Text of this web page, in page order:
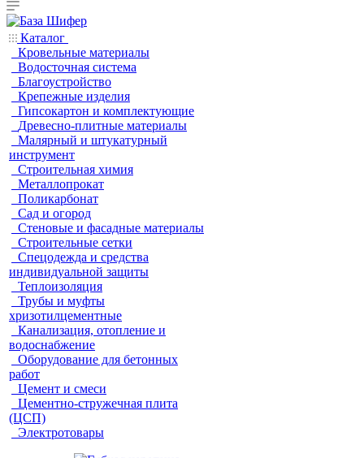
Каталог
Кровельные материалы
Водосточная система
Благоустройство
Крепежные изделия
Гипсокартон и комплектующие
Древесно-плитные материалы
Малярный и штукатурный
инструмент
Строительная химия
Металлопрокат
Поликарбонат
Сад и огород
Стеновые и фасадные материалы
Строительные сетки
Спецодежда и средства
индивидуальной защиты
Теплоизоляция
Трубы и муфты
хризотилцементные
Канализация, отопление и
водоснабжение
Оборудование для бетонных
работ
Цемент и смеси
Цементно-стружечная плита
(ЦСП)
Электротовары